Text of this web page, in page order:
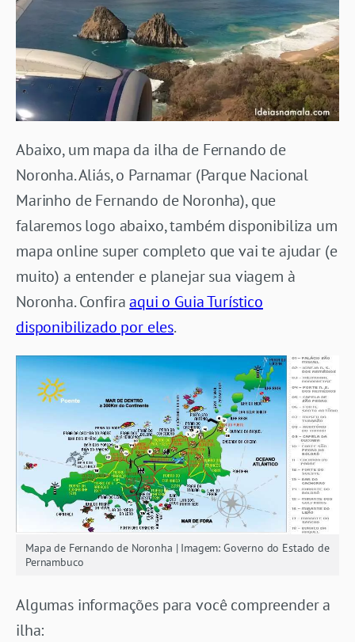
Abaixo, um mapa da ilha de Fernando de
Noronha. Aliás, o Parnamar (Parque Nacional
Marinho de Fernando de Noronha), que
falaremos logo abaixo, também disponibiliza um
mapa online super completo que vai te ajudar (e
muito) a entender e planejar sua viagem à
Noronha. Confiraaqui o Guia Turístico
disponibilizado por eles.
Mapa de Fernando de Noronha | Imagem: Governo do Estado de
Pernambuco
Algumas informações para você compreender a
ilha: